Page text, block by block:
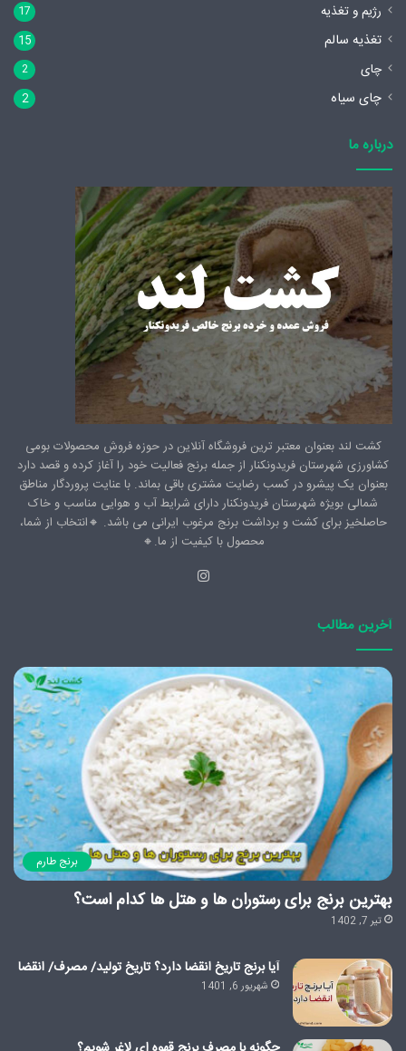
رژیم و تغذیه 17
تغذیه سالم 15
چای 2
چای سیاه 2
درباره ما
کشت لند بعنوان معتبر ترین فروشگاه آنلاین در حوزه فروش محصولات بومی
کشاورزی شهرستان فریدونکنار از جمله برنج فعالیت خود را آغاز کرده و قصد دارد
بعنوان یک پیشرو در کسب رضایت مشتری باقی بماند. با عنایت پروردگار مناطق
شمالی بویژه شهرستان فریدونکنار دارای شرایط آب و هوایی مناسب و خاک
حاصلخیز برای کشت و برداشت برنج مرغوب ایرانی می باشد. 🔸️انتخاب از شما،
محصول با کیفیت از ما.🔸️
آخرین مطالب
برنج طارم
بهترین برنج برای رستوران ها و هتل ها کدام است؟
تیر 7, 1402
آیا برنج تاریخ انقضا دارد؟ تاریخ تولید/ مصرف/ انقضا
شهریور 6, 1401